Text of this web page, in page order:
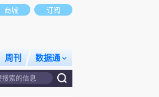
商城 订阅
周刊 数据通